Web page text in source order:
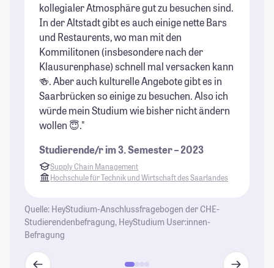
kollegialer Atmosphäre gut zu besuchen sind.
In der Altstadt gibt es auch einige nette Bars
und Restaurents, wo man mit den
Kommilitonen (insbesondere nach der
Klausurenphase) schnell mal versacken kann
🍻. Aber auch kulturelle Angebote gibt es in
Saarbrücken so einige zu besuchen. Also ich
würde mein Studium wie bisher nicht ändern
wollen 😇."
Studierende/r im 3. Semester – 2023
Supply Chain Management
Hochschule für Technik und Wirtschaft des Saarlandes
Quelle: HeyStudium-Anschlussfragebogen der CHE-
Studierendenbefragung, HeyStudium User:innen-
Befragung